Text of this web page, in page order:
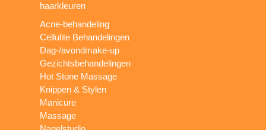
haarkleuren
Acne-behandeling
Cellulite Behandelingen
Dag-/avondmake-up
Gezichtsbehandelingen
Hot Stone Massage
Knippen & Stylen
Manicure
Massage